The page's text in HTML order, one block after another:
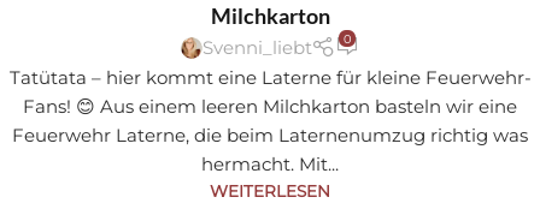
Milchkarton
Svenni_liebt 0
Tatütata – hier kommt eine Laterne für kleine Feuerwehr-
Fans! 😊 Aus einem leeren Milchkarton basteln wir eine
Feuerwehr Laterne, die beim Laternenumzug richtig was
hermacht. Mit...
WEITERLESEN